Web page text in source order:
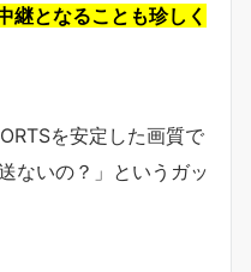
継となることも珍しく
を安定した画質で
ないの？」というガッ